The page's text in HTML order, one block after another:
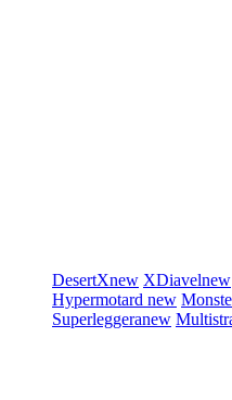
DesertXnew XDiavelnew
Hypermotard new
Superleggeranew